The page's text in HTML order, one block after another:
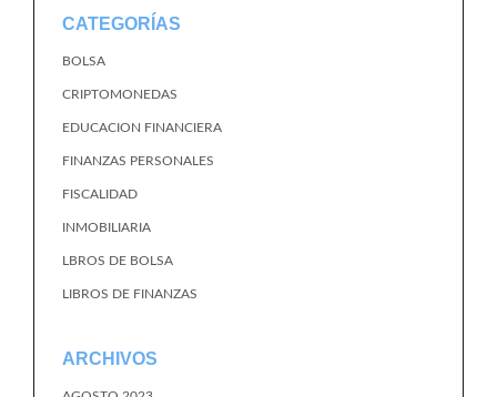
CATEGORÍAS
BOLSA
CRIPTOMONEDAS
EDUCACION FINANCIERA
FINANZAS PERSONALES
FISCALIDAD
INMOBILIARIA
LBROS DE BOLSA
LIBROS DE FINANZAS
ARCHIVOS